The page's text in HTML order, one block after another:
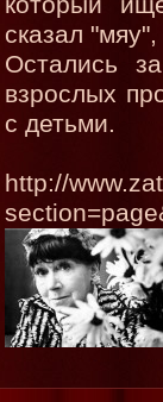
сказал
Остались
взрослых
с детьми.
http://